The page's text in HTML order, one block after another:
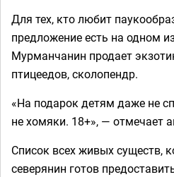
Для тех, кто любит
предложение есть на одном
Мурманчанин продает
птицеедов, сколопендр.
«На подарок детям даже не
не хомяки. 18+», — отмечает
Список всех живых существ,
северянин готов